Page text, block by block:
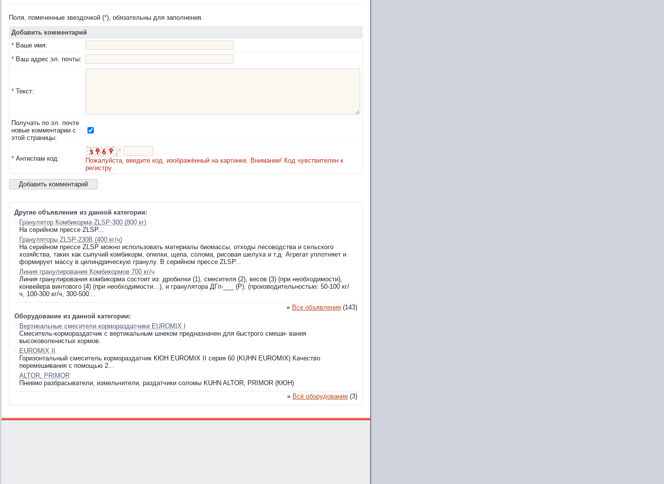
Поля, помеченные звездочкой (*), обязательны для заполнения.
Добавить комментарий
* Ваше имя:
* Ваш адрес эл. почты:
* Текст:
Получать по эл. почте
новые комментарии с
этой страницы:
* Антиспам код:
Пожалуйста, введите код, изображённый на картинке. Внимание! Код чувствителен к
регистру.
Другие объявления из данной категории:
Гранулятор Комбикорма ZLSP-300 (800 кг)
На серийном прессе ZLSP...
Грануляторы ZLSP-230B (400 кг/ч)
На серийном прессе ZLSP можно использовать материалы биомассы, отходы лесоводства и сельского
хозяйства, таких как сыпучий комбикорм, опилки, щепа, солома, рисовая шелуха и т.д. Агрегат уплотняет и
формирует массу в цилиндрическую гранулу. В серийном прессе ZLSP...
Линия гранулирования Комбикормов 700 кг/ч
Линия гранулирования комбикорма состоит из: дробилки (1), смесителя (2), весов (3) (при необходимости),
конвейера винтового (4) (при необходимости…), и гранулятора ДГп-___ (P). (производительностью: 50-100 кг/
ч, 100-300 кг/ч, 300-500...
» Все объявления (143)
Оборудование из данной категории:
Вертикальные смесители кормораздатчики EUROMIX I
Смеситель-кормораздатчик с вертикальным шнеком предназначен для быстрого смеши- вания
высоковолкнистых кормов.
EUROMIX II
Горизонтальный смеситель кормораздатчик КЮН EUROMIX II серия 60 (KUHN EUROMIX) Качество
перемешивания с помощью 2...
ALTOR, PRIMOR
Пневмо разбрасыватели, измельчители, раздатчики соломы KUHN ALTOR, PRIMOR (КЮН)
» Всё оборудование (3)